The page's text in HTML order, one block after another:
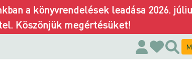
a könyvrendelések leadása 2026.
Köszönjük megértésüket!